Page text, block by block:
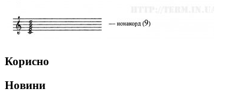
Корисно
Новини